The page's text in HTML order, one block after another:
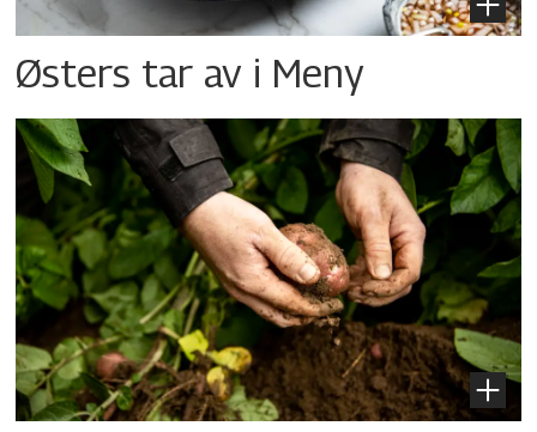
Østers tar av i Meny